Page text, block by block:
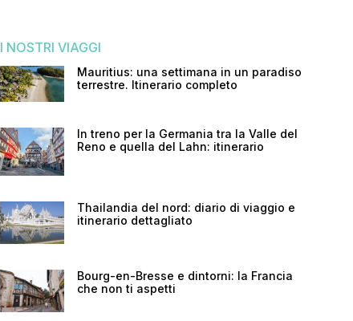
I NOSTRI VIAGGI
Mauritius: una settimana in un paradiso
terrestre. Itinerario completo
In treno per la Germania tra la Valle del
Reno e quella del Lahn: itinerario
Thailandia del nord: diario di viaggio e
itinerario dettagliato
Bourg-en-Bresse e dintorni: la Francia
che non ti aspetti